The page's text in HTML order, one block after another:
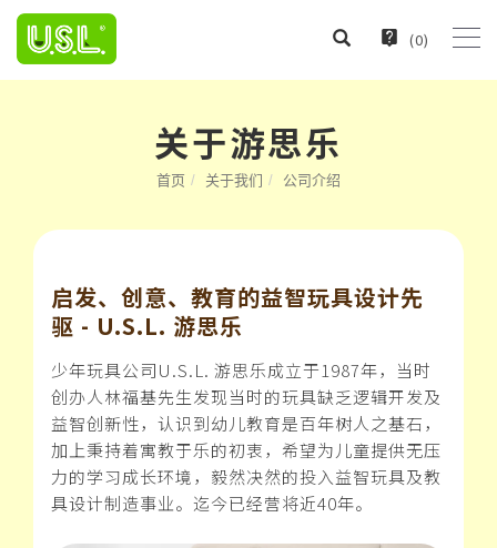
(0)
关于游思乐
首页 关于我们 公司介绍
启发、创意、教育的益智玩具设计先
驱 - U.S.L. 游思乐
少年玩具公司U.S.L. 游思乐成立于1987年，当时
创办人林福基先生发现当时的玩具缺乏逻辑开发及
益智创新性，认识到幼儿教育是百年树人之基石，
加上秉持着寓教于乐的初衷，希望为儿童提供无压
力的学习成长环境，毅然决然的投入益智玩具及教
具设计制造事业。迄今已经营将近40年。